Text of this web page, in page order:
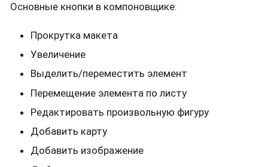
Основные кнопки в компоновщике:
Прокрутка макета
Увеличение
Выделить/переместить элемент
Перемещение элемента по листу
Редактировать произвольную фигуру
Добавить карту
Добавить изображение